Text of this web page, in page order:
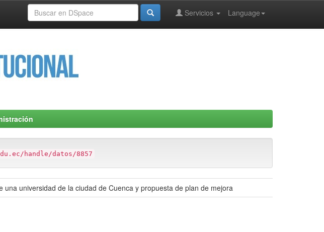
Language
Servicios
handle/datos/8857
universidad de la ciudad de Cuenca y propuesta de plan de mejora